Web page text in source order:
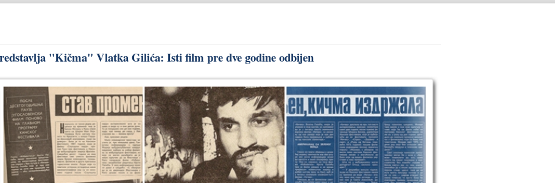
"Kičma" Vlatka Gilića: Isti film pre dve godine odbijen